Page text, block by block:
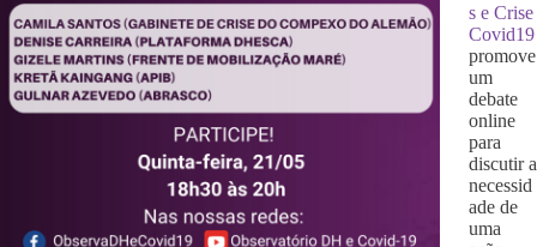
s e Crise
Covid19
promove
um
debate
online
para
discutir a
necessid
ade de
uma